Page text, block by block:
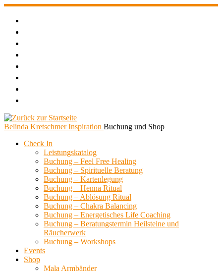
Zum
Belinda Kretschmer Inspiration Buchung und Shop
Check In
Leistungskatalog
Buchung – Feel Free Healing
Buchung – Spirituelle Beratung
Buchung – Kartenlegung
Buchung – Henna Ritual
Buchung – Ablösung Ritual
Buchung – Chakra Balancing
Buchung – Energetisches Life Coaching
Buchung – Beratungstermin Heilsteine und
Räucherwerk
Buchung – Workshops
Events
Shop
Mala Armbänder